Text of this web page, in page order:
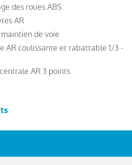
des roues ABS
AR
de voie
AR coulissante et rabattable 1/3 -
AR 3 points
centralisée des portes avec
et condamnation des portes en